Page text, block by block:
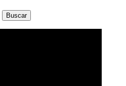
Buscar